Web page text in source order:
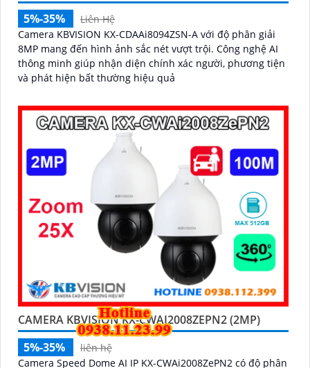
5%-35%
Liên Hệ
Camera KBVISION KX-CDAAi8094ZSN-A với độ phân giải
8MP mang đến hình ảnh sắc nét vượt trội. Công nghệ AI
thông minh giúp nhận diện chính xác người, phương tiện
và phát hiện bất thường hiệu quả
CAMERA KBVISION KX-CWAI2008ZEPN2 (2MP)
5%-35%
liên hệ
Camera Speed Dome AI IP KX-CWAi2008ZePN2 có độ phân